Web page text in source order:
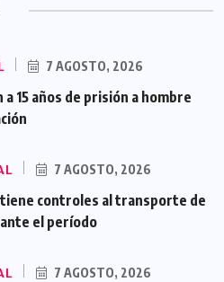
7 AGOSTO, 2026
a 15 años de prisión a hombre
7 AGOSTO, 2026
controles al transporte de
el período
7 AGOSTO, 2026